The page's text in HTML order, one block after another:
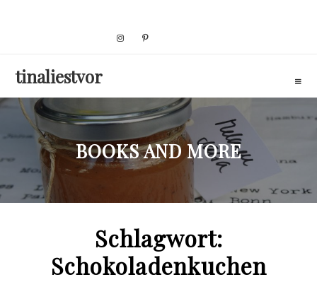
tinaliestvor
BOOKS AND MORE
Schlagwort:
Schokoladenkuchen